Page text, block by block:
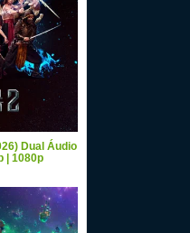
Dual Áudio
| 1080p